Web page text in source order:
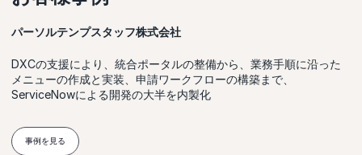
パーソルテンプスタッフ株式会社
DXCの支援により、統合ポータルの整備から、業務手順に沿った
メニューの作成と実装、申請ワークフローの構築まで、
ServiceNowによる開発の大半を内製化
事例を見る